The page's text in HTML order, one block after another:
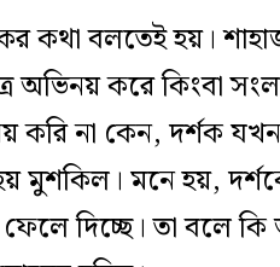
কথা বলতেই হয়।
অভিনয় করে কিংবা
না কেন, দর্শক
মুশকিল। মনে হয়,
দিচ্ছে। তা বলে